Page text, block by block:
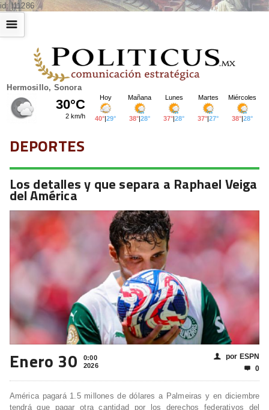
id: |11286
Hermosillo, Sonora
☰
DEPORTES
Los detalles y que separa a Raphael Veiga
del América
Enero 30
0:00
2026
👤 por ESPN
 0
América pagará 1.5 millones de dólares a Palmeiras y en diciembre
tendrá que pagar otra cantidad por los derechos federativos del